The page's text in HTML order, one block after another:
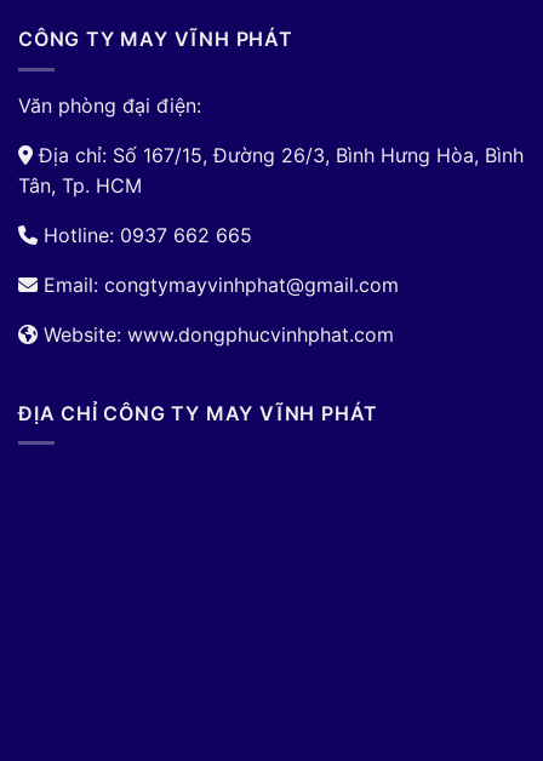
CÔNG TY MAY VĨNH PHÁT
Văn phòng đại điện:
Địa chỉ: Số 167/15, Đường 26/3, Bình Hưng Hòa, Bình
Tân, Tp. HCM
Hotline: 0937 662 665
Email: congtymayvinhphat@gmail.com
Website: www.dongphucvinhphat.com
ĐỊA CHỈ CÔNG TY MAY VĨNH PHÁT